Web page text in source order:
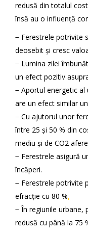
redusă din totalul
însă au o influență
− Ferestrele potrivite
deosebit și cresc
− Lumina zilei
un efect pozitiv
− Aportul energetic
are un efect similar
− Cu ajutorul unor
între 25 și 50 % din
mediu și de CO2
− Ferestrele asigură
încăperi.
− Ferestrele potrivite
efracție cu 80 %.
− În regiunile urbane,
redusă cu până la 75